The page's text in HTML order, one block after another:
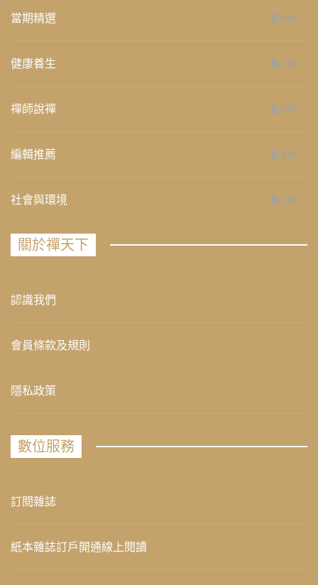
當期精選 658
健康養生 276
禪師說禪 267
編輯推薦 236
社會與環境 235
關於禪天下
認識我們
會員條款及規則
隱私政策
數位服務
訂閱雜誌
紙本雜誌訂戶開通線上閱讀